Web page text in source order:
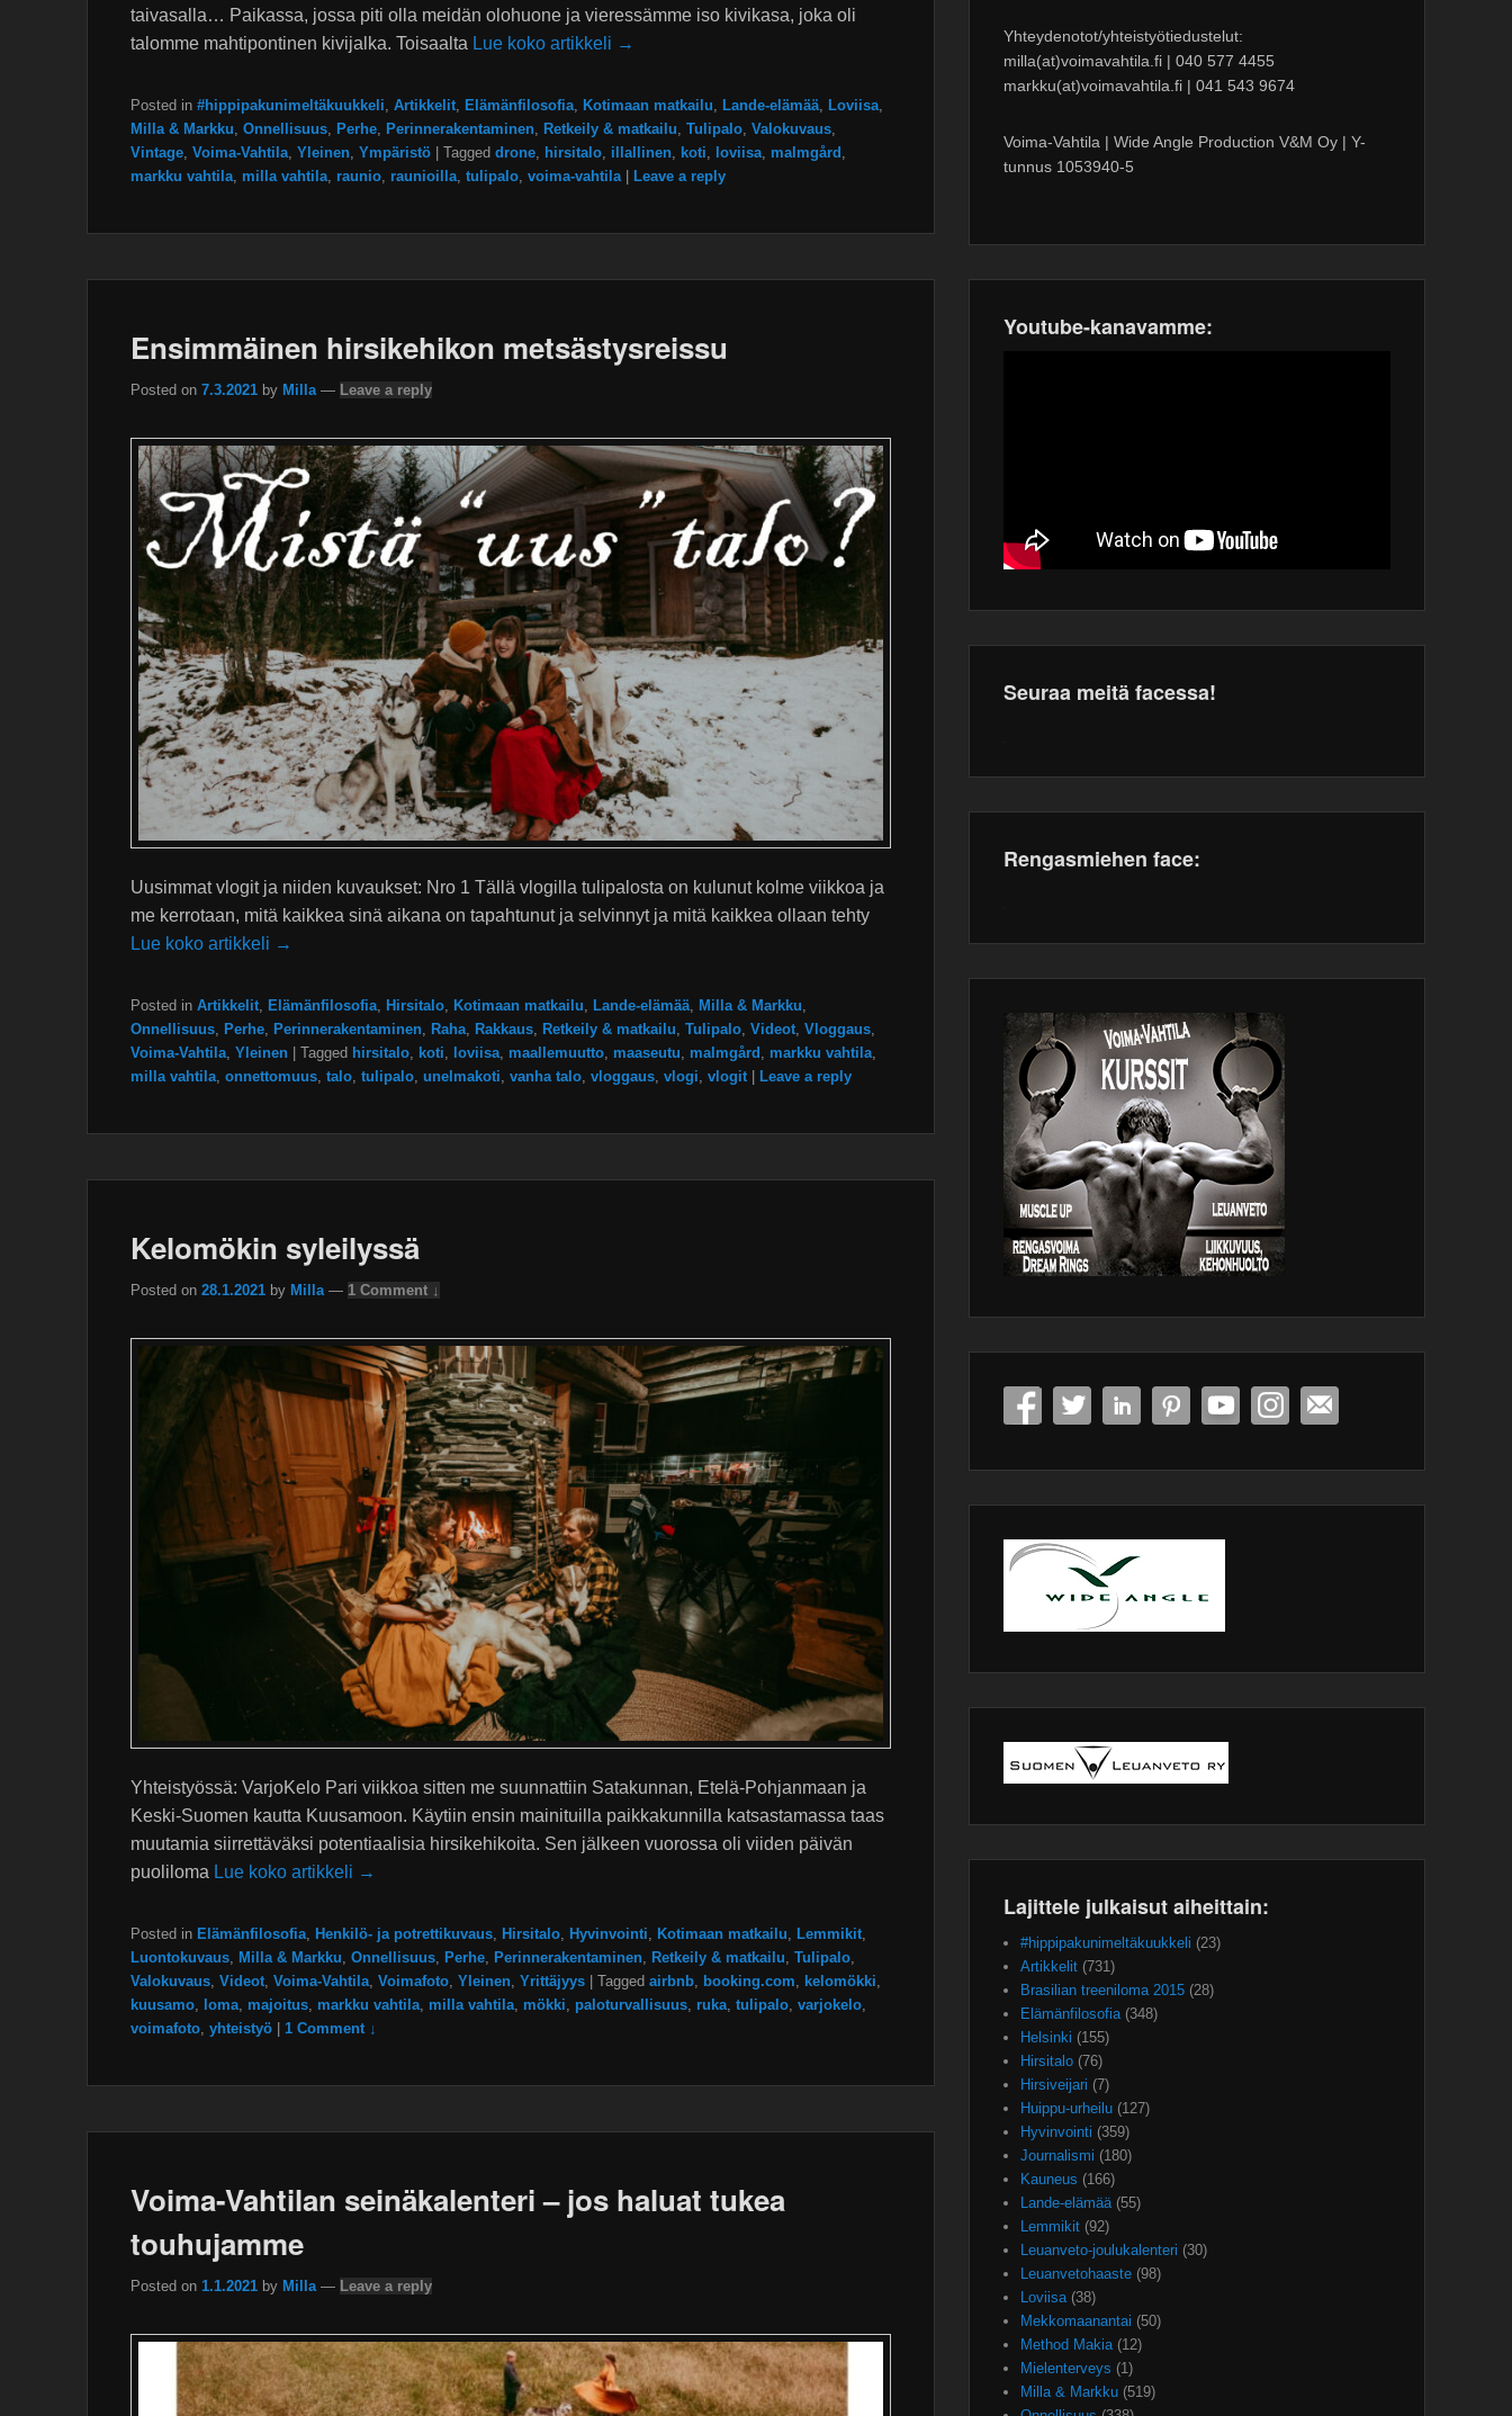
taivasalla… Paikassa, jossa piti olla meidän olohuone ja vieressämme iso kivikasa, joka oli
talomme mahtipontinen kivijalka. Toisaalta Lue koko artikkeli →
Posted in #hippipakunimeltäkuukkeli Artikkelit Elämänfilosofia Kotimaan matkailu Lande-elämää Loviisa
Milla & Markku Onnellisuus Perhe Perinnerakentaminen Retkeily & matkailu Tulipalo Valokuvaus
Vintage Voima-Vahtila Yleinen Ympäristö Tagged drone hirsitalo illallinen koti loviisa malmgård
markku vahtila milla vahtila raunio raunioilla tulipalo voima-vahtila Leave a reply
Ensimmäinen hirsikehikon metsästysreissu
Posted on 7.3.2021 by Milla — Leave a reply
Uusimmat vlogit ja niiden kuvaukset: Nro 1 Tällä vlogilla tulipalosta on kulunut kolme viikkoa ja
me kerrotaan, mitä kaikkea sinä aikana on tapahtunut ja selvinnyt ja mitä kaikkea ollaan tehty
Lue koko artikkeli →
Posted in Artikkelit Elämänfilosofia Hirsitalo Kotimaan matkailu Lande-elämää Milla & Markku
Onnellisuus
Perhe Perinnerakentaminen Raha Rakkaus Retkeily & matkailu Tulipalo Videot Vloggaus
Voima-Vahtila Yleinen Tagged hirsitalo koti loviisa maallemuutto maaseutu malmgård markku vahtila
milla vahtila onnettomuus talo tulipalo unelmakoti vanha talo vloggaus vlogi vlogit Leave a reply
Kelomökin syleilyssä
Posted on 28.1.2021 by Milla — 1 Comment ↓
Yhteistyössä: VarjoKelo Pari viikkoa sitten me suunnattiin Satakunnan, Etelä-Pohjanmaan ja
Keski-Suomen kautta Kuusamoon. Käytiin ensin mainituilla paikkakunnilla katsastamassa taas
muutamia siirrettäväksi potentiaalisia hirsikehikoita. Sen jälkeen vuorossa oli viiden päivän
puoliloma Lue koko artikkeli →
Posted in Elämänfilosofia Henkilö- ja potrettikuvaus Hirsitalo Hyvinvointi Kotimaan matkailu Lemmikit
Luontokuvaus
Milla & Markku Onnellisuus Perhe Perinnerakentaminen Retkeily & matkailu Tulipalo
Valokuvaus Videot Voima-Vahtila Voimafoto Yleinen Yrittäjyys Tagged airbnb booking.com kelomökki
kuusamo
loma majoitus markku vahtila milla vahtila mökki paloturvallisuus ruka tulipalo varjokelo
voimafoto yhteistyö 1 Comment ↓
Voima-Vahtilan seinäkalenteri – jos haluat tukea
touhujamme
Posted on 1.1.2021 by Milla — Leave a reply
Yhteydenotot/yhteistyötiedustelut:
milla(at)voimavahtila.fi | 040 577 4455
markku(at)voimavahtila.fi | 041 543 9674
Voima-Vahtila | Wide Angle Production V&M Oy | Y-
tunnus 1053940-5
Youtube-kanavamme:
Seuraa meitä facessa!
WordPress
Rengasmiehen face:
WordPress
Lajittele julkaisut aiheittain:
#hippipakunimeltäkuukkeli (23)
Artikkelit (731)
Brasilian treeniloma 2015 (28)
Elämänfilosofia (348)
Helsinki (155)
Hirsitalo (76)
Hirsiveijari (7)
Huippu-urheilu (127)
Hyvinvointi (359)
Journalismi (180)
Kauneus (166)
Lande-elämää (55)
Lemmikit (92)
Leuanveto-joulukalenteri (30)
Leuanvetohaaste (98)
Loviisa (38)
Mekkomaanantai (50)
Method Makia (12)
Mielenterveys (1)
Milla & Markku (519)